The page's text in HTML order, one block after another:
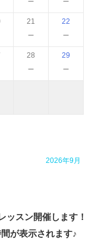
21
－
22
－
28
－
29
－
2026年9月
スン開催します！
が表示されます♪